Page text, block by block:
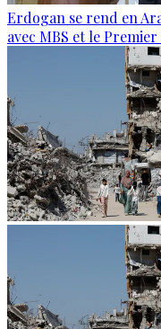
Erdogan se rend en
avec MBS et le